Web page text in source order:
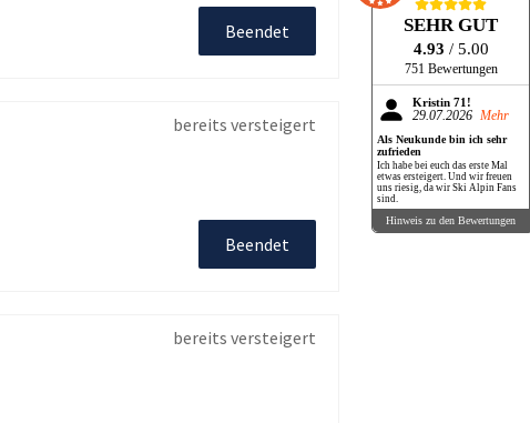
Beendet
bereits versteigert
Beendet
bereits versteigert
SEHR GUT
4.93 / 5.00
751 Bewertungen
Kristin 71!
29.07.2026 Mehr
Als Neukunde bin ich sehr
zufrieden
Ich habe bei euch das erste Mal
etwas ersteigert. Und wir freuen
uns riesig, da wir Ski Alpin Fans
sind.
Hinweis zu den Bewertungen